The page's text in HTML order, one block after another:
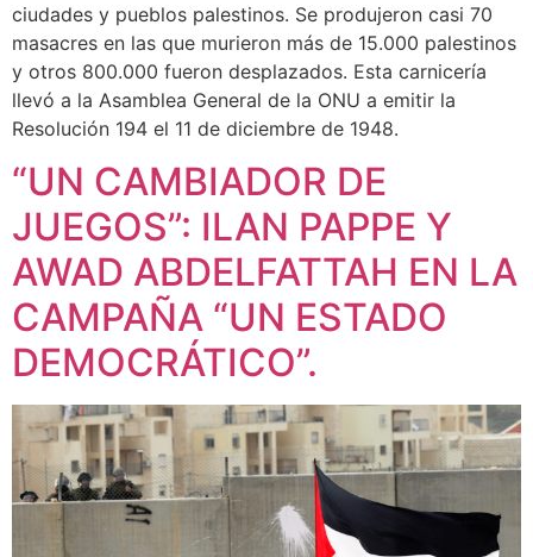
ciudades y pueblos palestinos. Se produjeron casi 70
masacres en las que murieron más de 15.000 palestinos
y otros 800.000 fueron desplazados. Esta carnicería
llevó a la Asamblea General de la ONU a emitir la
Resolución 194 el 11 de diciembre de 1948.
“UN CAMBIADOR DE
JUEGOS”: ILAN PAPPE Y
AWAD ABDELFATTAH EN LA
CAMPAÑA “UN ESTADO
DEMOCRÁTICO”.